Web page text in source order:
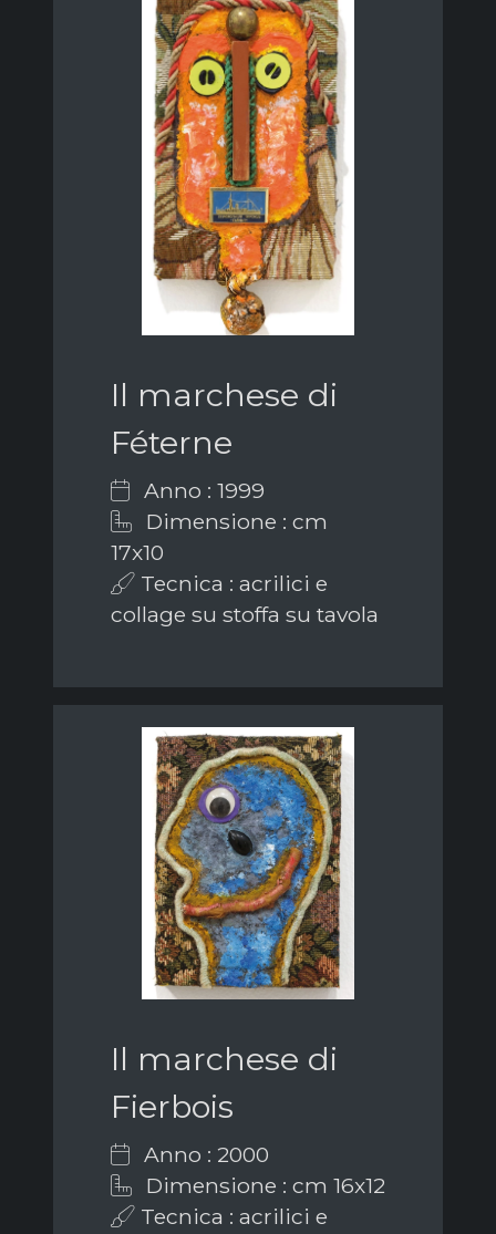
Il marchese di
Féterne
Anno : 1999
Dimensione : cm
17x10
Tecnica : acrilici e
collage su stoffa su tavola
Il marchese di
Fierbois
Anno : 2000
Dimensione : cm 16x12
Tecnica : acrilici e